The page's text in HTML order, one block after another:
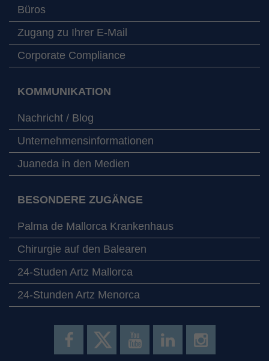
Büros
Zugang zu Ihrer E-Mail
Corporate Compliance
KOMMUNIKATION
Nachricht / Blog
Unternehmensinformationen
Juaneda in den Medien
BESONDERE ZUGÄNGE
Palma de Mallorca Krankenhaus
Chirurgie auf den Balearen
24-Studen Artz Mallorca
24-Stunden Artz Menorca